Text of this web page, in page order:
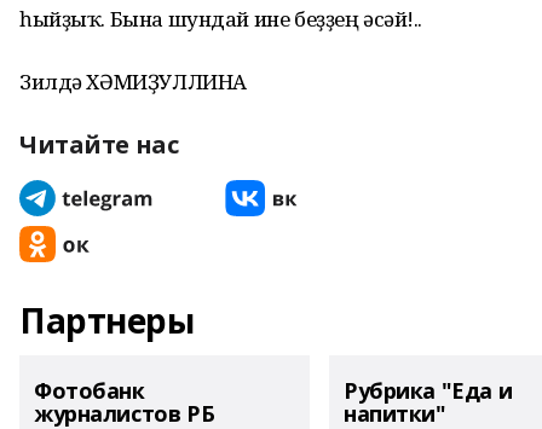
һыйҙыҡ. Бына шундай ине беҙҙең әсәй!..
Зилдә ХӘМИҘУЛЛИНА
Читайте нас
Партнеры
Фотобанк
журналистов РБ
Рубрика "Еда и
напитки"